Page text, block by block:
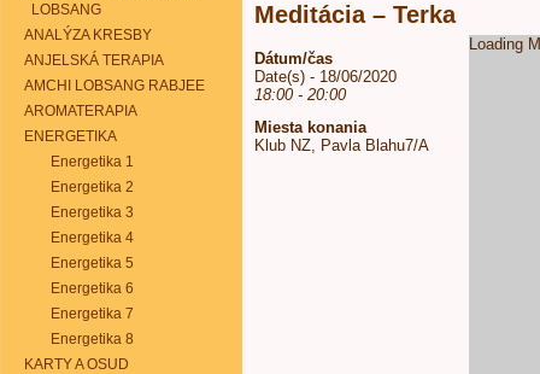
LOBSANG
ANALÝZA KRESBY
ANJELSKÁ TERAPIA
AMCHI LOBSANG RABJEE
AROMATERAPIA
ENERGETIKA
Energetika 1
Energetika 2
Energetika 3
Energetika 4
Energetika 5
Energetika 6
Energetika 7
Energetika 8
KARTY A OSUD
Meditácia – Terka
Loading
Dátum/čas
Date(s) - 18/06/2020
18:00 - 20:00
Miesta konania
Klub NZ, Pavla Blahu7/A